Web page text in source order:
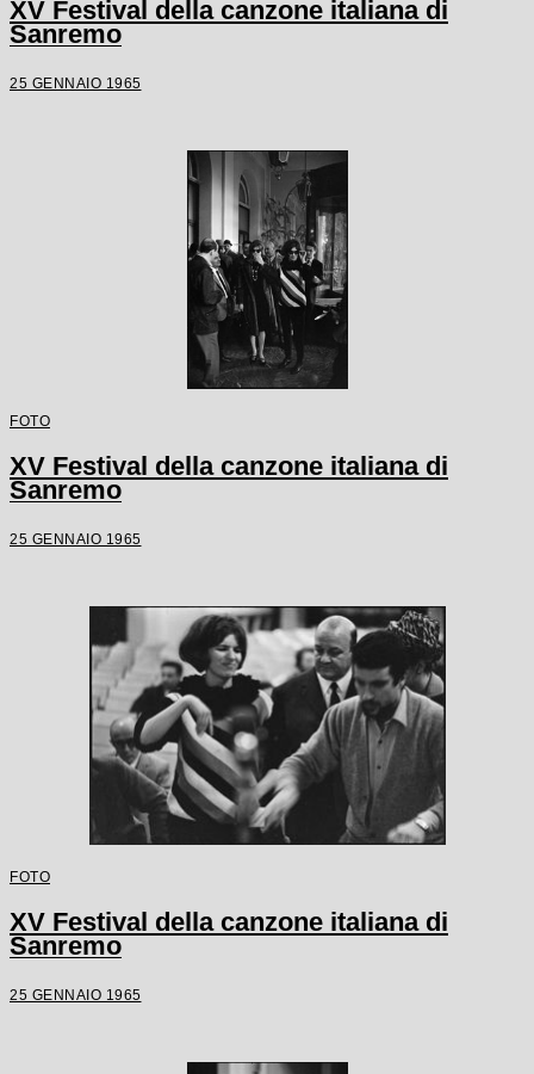
XV Festival della canzone italiana di
Sanremo
25 GENNAIO 1965
FOTO
XV Festival della canzone italiana di
Sanremo
25 GENNAIO 1965
FOTO
XV Festival della canzone italiana di
Sanremo
25 GENNAIO 1965